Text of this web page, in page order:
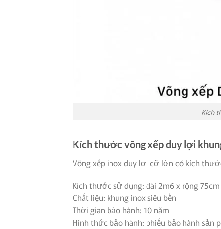
Kích
Kích thước võng xếp duy lợi
Võng xếp inox duy lợi cỡ lớn có kích
Kích thước sử dụng: dài 2m6 x rộng 75cm
Chất liệu: khung inox siêu bền
Thời gian bảo hành: 10 năm
Hình thức bảo hành: phiếu bảo hành sản